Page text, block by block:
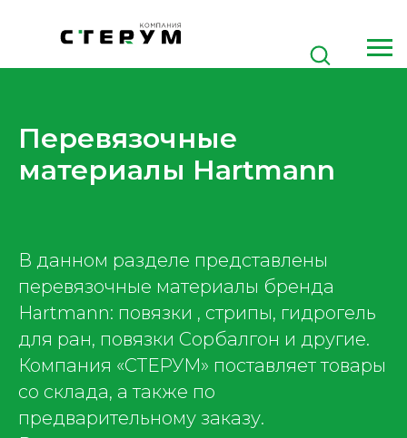
Перевязочные
материалы Hartmann
В данном разделе представлены
перевязочные материалы бренда
Hartmann: повязки , стрипы, гидрогель
для ран, повязки Сорбалгон и другие.
Компания «СТЕРУМ» поставляет товары
со склада, а также по
предварительному заказу.